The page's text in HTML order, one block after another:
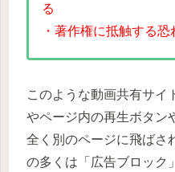
る
・著作権に抵触する恐
このような動画共有サイ
やページ内の再生ボタン
全く別のページに飛ばさ
の多くは「広告ブロック